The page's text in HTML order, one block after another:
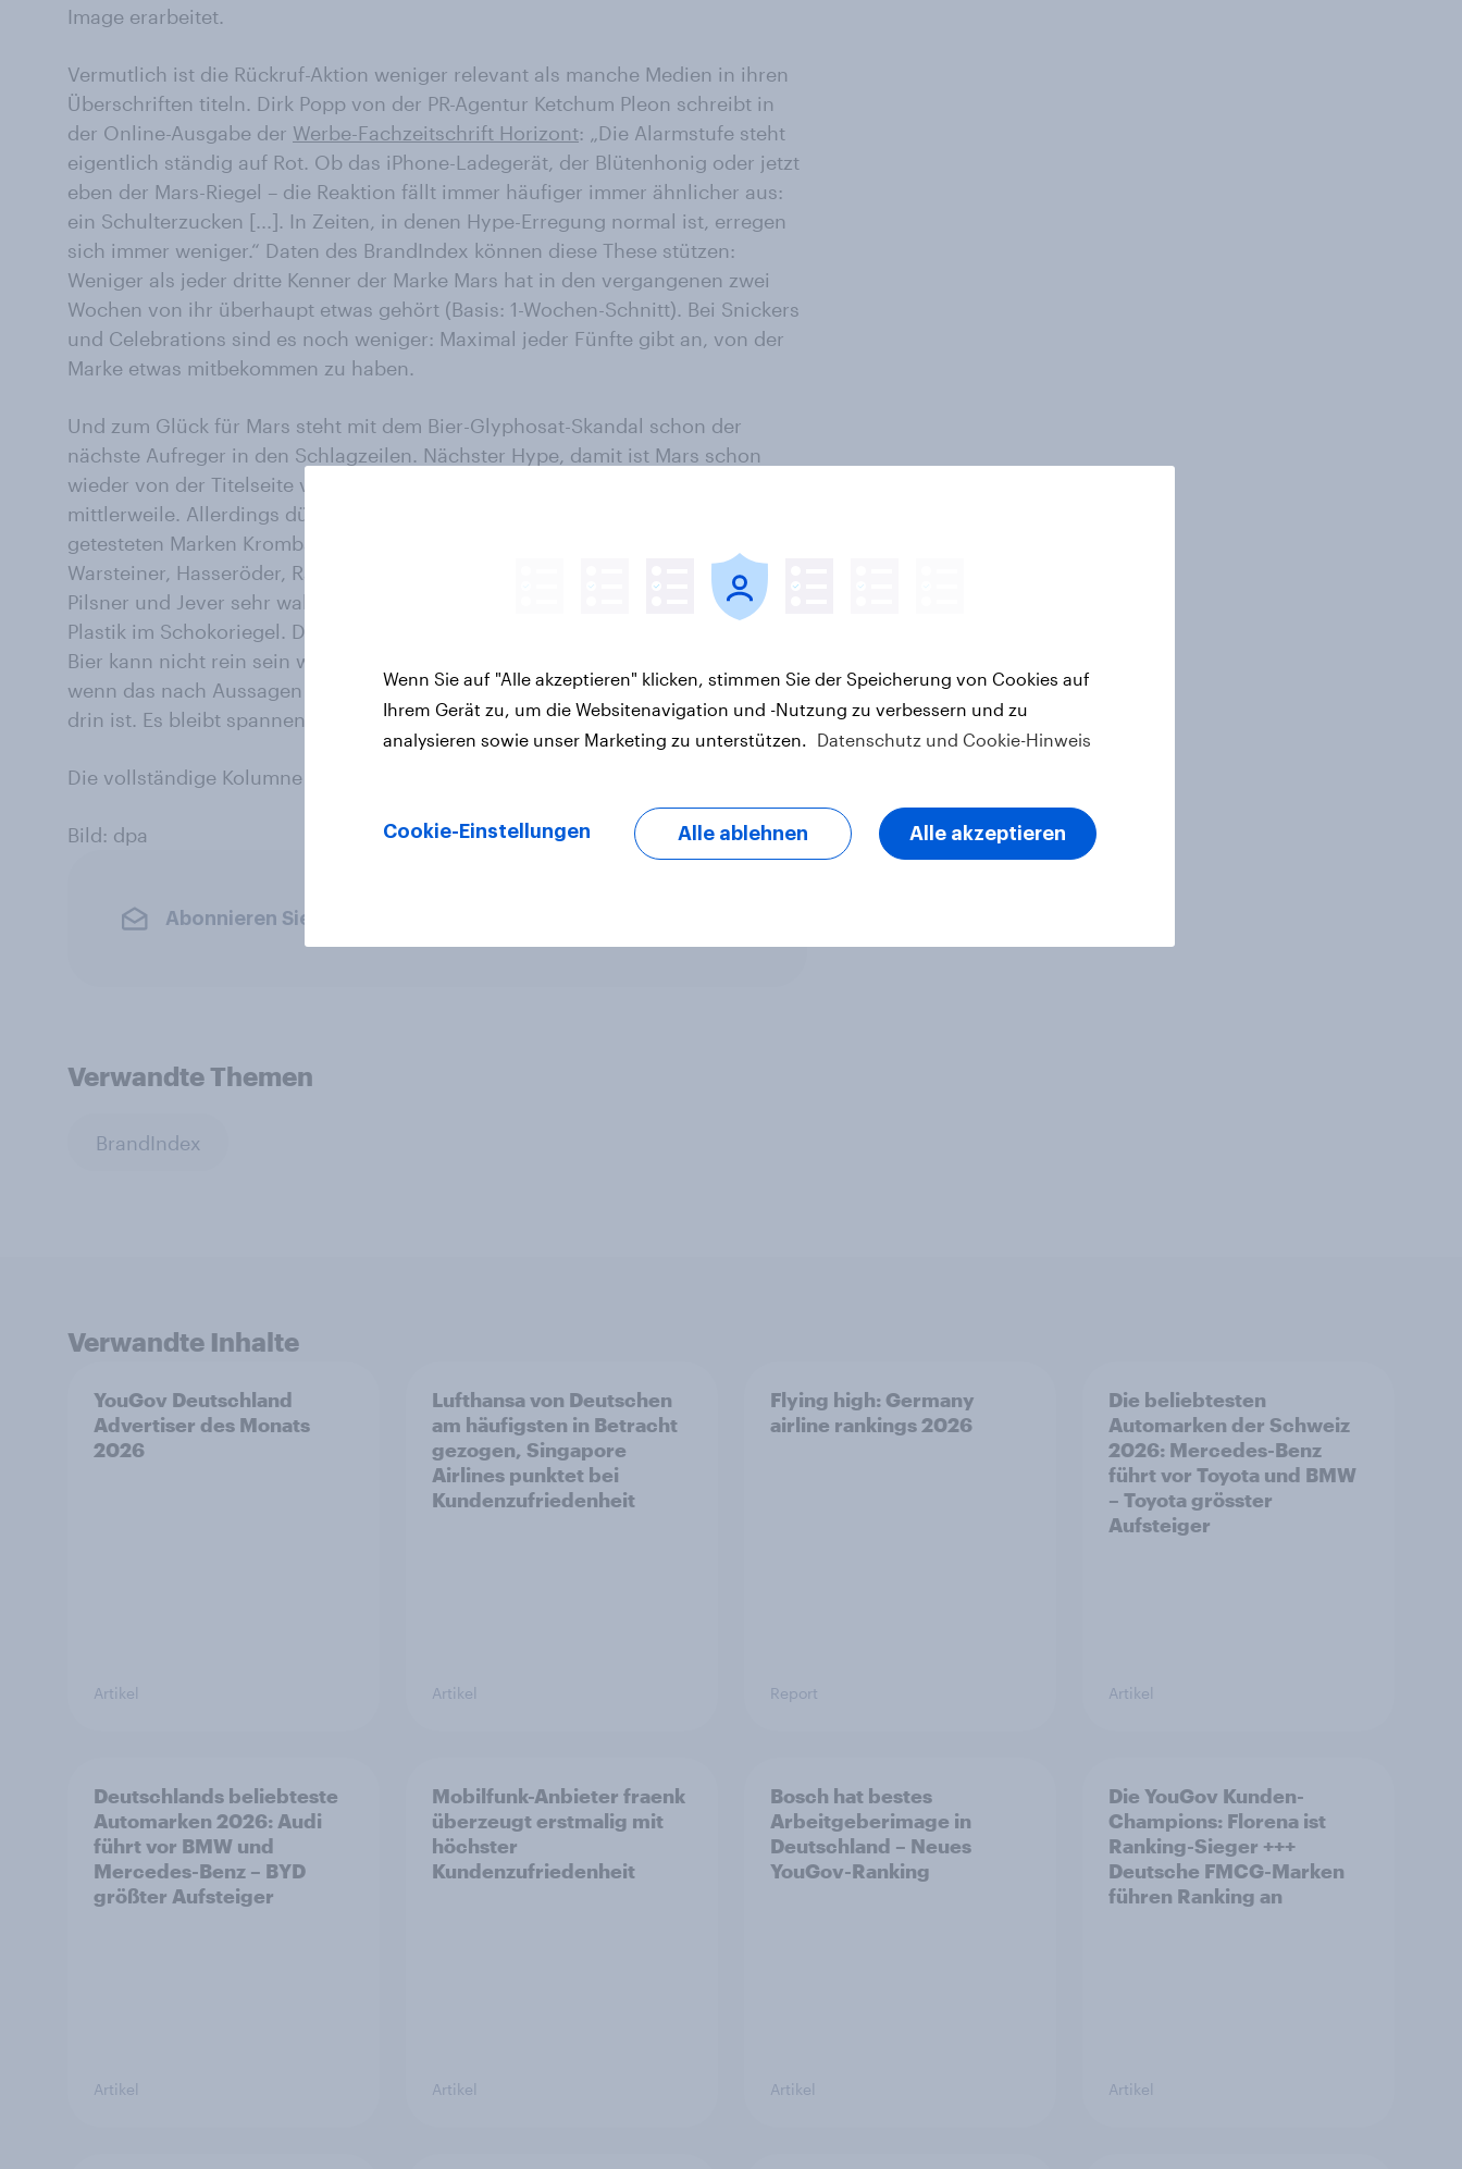
Image erarbeitet.
Vermutlich ist die Rückruf-Aktion weniger relevant als manche Medien in ihren
Überschriften titeln. Dirk Popp von der PR-Agentur Ketchum Pleon schreibt in
der Online-Ausgabe der Werbe-Fachzeitschrift Horizont: „Die Alarmstufe steht
eigentlich ständig auf Rot. Ob das iPhone-Ladegerät, der Blütenhonig oder jetzt
eben der Mars-Riegel – die Reaktion fällt immer häufiger immer ähnlicher aus:
ein Schulterzucken [...]. In Zeiten, in denen Hype-Erregung normal ist, erregen
sich immer weniger.“ Daten des BrandIndex können diese These stützen:
Weniger als jeder dritte Kenner der Marke Mars hat in den vergangenen zwei
Wochen von ihr überhaupt etwas gehört (Basis: 1-Wochen-Schnitt). Bei Snickers
und Celebrations sind es noch weniger: Maximal jeder Fünfte gibt an, von der
Marke etwas mitbekommen zu haben.
Und zum Glück für Mars steht mit dem Bier-Glyphosat-Skandal schon der
nächste Aufreger in den Schlagzeilen. Nächster Hype, damit ist Mars schon
wieder von der Titelseite verdrängt. So funktioniert unsere Medienwelt
mittlerweile. Allerdings dürfte das Unkrautvernichtungsmittel im Bier für die
getesteten Marken Krombacher, Oettinger, Bitburger, Veltins, Beck’s, Paulaner,
Warsteiner, Hasseröder, Radeberger, Erdinger, Augustiner, Franziskaner, König
Pilsner und Jever sehr wahrscheinlich deutlich schädlicher wirken als der
Plastik im Schokoriegel. Das liegt am Reinheitsgebot für deutsches Bier. Und ein
Bier kann nicht rein sein wenn da Unkrautvernichtungsmittel drin ist – auch
wenn das nach Aussagen
des Deutschen Brauer- Bund „inzwischen fast überall“
drin ist. Es bleibt spannend!
Die vollständige Kolumne finden Sie
Bild: dpa
Abonnieren Sie den YouGov-Newsletter
Verwandte Themen
BrandIndex
Verwandte Inhalte
YouGov Deutschland
Advertiser des Monats
2026
Artikel
Lufthansa von Deutschen
am häufigsten in Betracht
gezogen, Singapore
Airlines punktet bei
Kundenzufriedenheit
Artikel
Flying high: Germany
airline rankings 2026
Report
Die beliebtesten
Automarken der Schweiz
2026: Mercedes-Benz
führt vor Toyota und BMW
– Toyota grösster
Aufsteiger
Artikel
Deutschlands beliebteste
Automarken 2026: Audi
führt vor BMW und
Mercedes-Benz – BYD
größter Aufsteiger
Artikel
Mobilfunk-Anbieter fraenk
überzeugt erstmalig mit
höchster
Kundenzufriedenheit
Artikel
Bosch hat bestes
Arbeitgeberimage in
Deutschland – Neues
YouGov-Ranking
Artikel
Die YouGov Kunden-
Champions: Florena ist
Ranking-Sieger +++
Deutsche FMCG-Marken
führen Ranking an
Artikel
Wenn Sie auf "Alle akzeptieren" klicken, stimmen Sie der Speicherung von Cookies auf
Ihrem Gerät zu, um die Websitenavigation und -Nutzung zu verbessern und zu
analysieren sowie unser Marketing zu unterstützen. Datenschutz und Cookie-Hinweis
Cookie-Einstellungen Alle ablehnen Alle akzeptieren